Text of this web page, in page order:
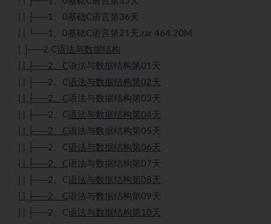
| | ├──1、0基础C语言第36天
| | └──1、0基础C语言第21天.rar 464.20M
| ├──2.C语法与数据结构
| | ├──2、C语法与数据结构第01天
| | ├──2、C语法与数据结构第02天
| | ├──2、C语法与数据结构第03天
| | ├──2、C语法与数据结构第04天
| | ├──2、C语法与数据结构第05天
| | ├──2、C语法与数据结构第06天
| | ├──2、C语法与数据结构第07天
| | ├──2、C语法与数据结构第08天
| | ├──2、C语法与数据结构第09天
| | ├──2、C语法与数据结构第10天